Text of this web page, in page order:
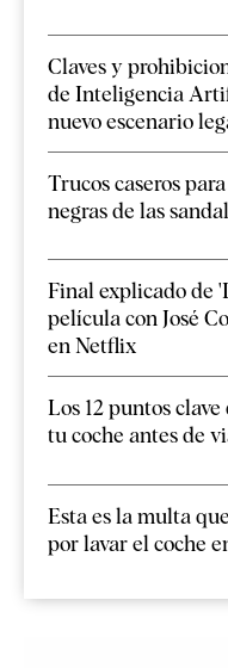
Claves y
de Inteligencia
nuevo escenario
Trucos caseros
negras de las
Final explicado de
película con José
en Netflix
Los 12 puntos
tu coche antes de
Esta es la multa
por lavar el coche